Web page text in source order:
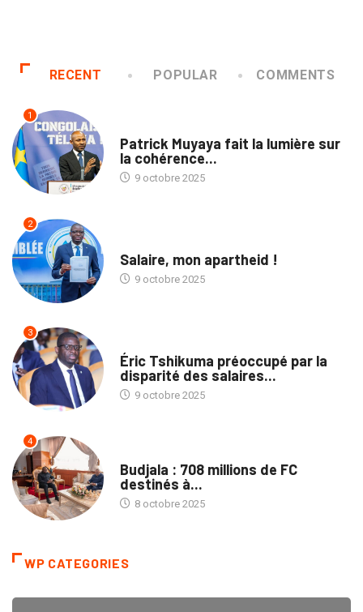
RECENT POPULAR COMMENTS
1
Patrick Muyaya fait la lumière sur
la cohérence...
9 octobre 2025
2
Salaire, mon apartheid !
9 octobre 2025
3
Éric Tshikuma préoccupé par la
disparité des salaires...
9 octobre 2025
4
Budjala : 708 millions de FC
destinés à...
8 octobre 2025
WP CATEGORIES